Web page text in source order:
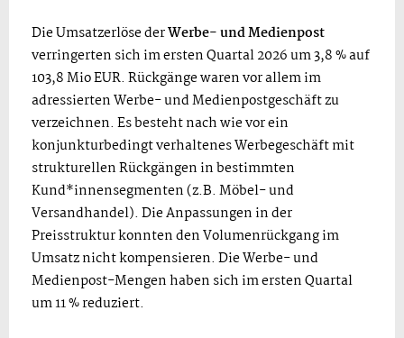
Die Umsatzerlöse derWerbe- und Medienpost
verringerten sich im ersten Quartal 2026 um 3,8 % auf
103,8 Mio EUR. Rückgänge waren vor allem im
adressierten Werbe- und Medienpostgeschäft zu
verzeichnen. Es besteht nach wie vor ein
konjunkturbedingt verhaltenes Werbegeschäft mit
strukturellen Rückgängen in bestimmten
Kund*innensegmenten (z.B. Möbel- und
Versandhandel). Die Anpassungen in der
Preisstruktur konnten den Volumenrückgang im
Umsatz nicht kompensieren. Die Werbe- und
Medienpost-Mengen haben sich im ersten Quartal
um 11 % reduziert.